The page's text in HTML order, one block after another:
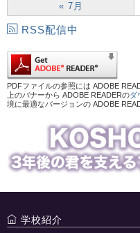
« 7月
RSS配信中
PDFファイルの参照には ADOBE
上のバナーから ADOBE READERのダ
境に最適なバージョンの ADOBE
学校紹介